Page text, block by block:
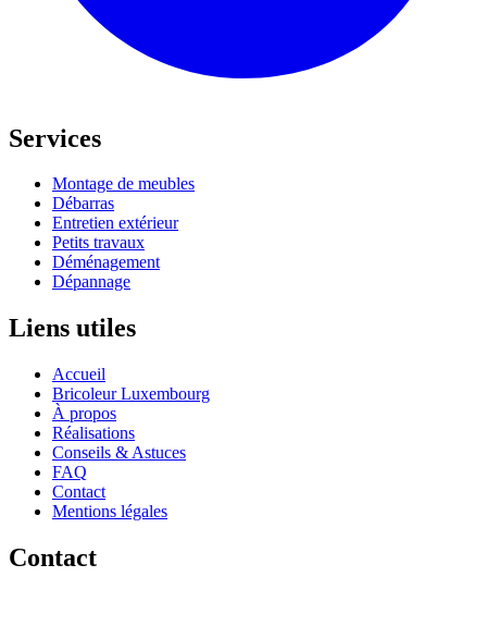
Services
Montage de meubles
Débarras
Entretien extérieur
Petits travaux
Déménagement
Dépannage
Liens utiles
Accueil
Bricoleur Luxembourg
À propos
Réalisations
Conseils & Astuces
FAQ
Contact
Mentions légales
Contact